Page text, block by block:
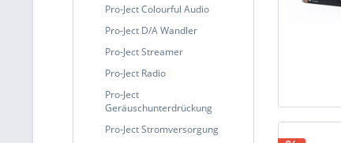
Pro-Ject Colourful Audio
Pro-Ject D/A Wandler
Pro-Ject Streamer
Pro-Ject Radio
Pro-Ject
Geräuschunterdrückung
Pro-Ject Stromversorgung